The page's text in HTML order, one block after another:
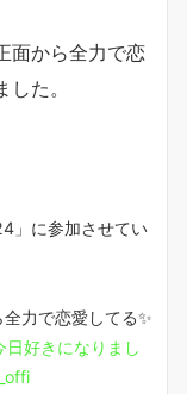
面から全力で恋
た。
」に参加させてい
力で恋愛してる✨
日好きになりまし